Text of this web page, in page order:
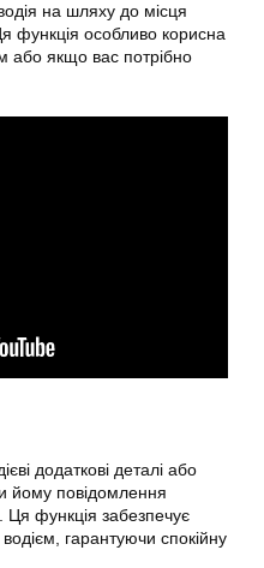
на шляху до місця
функція особливо корисна
або якщо вас потрібно
додаткові деталі або
йому повідомлення
Ця функція забезпечує
гарантуючи спокійну